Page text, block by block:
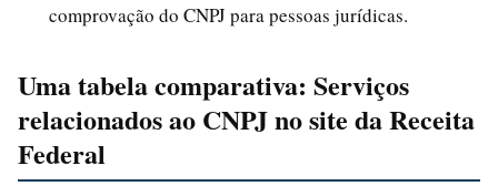
comprovação do CNPJ para pessoas jurídicas.
Uma tabela comparativa: Serviços
relacionados ao CNPJ no site da Receita
Federal